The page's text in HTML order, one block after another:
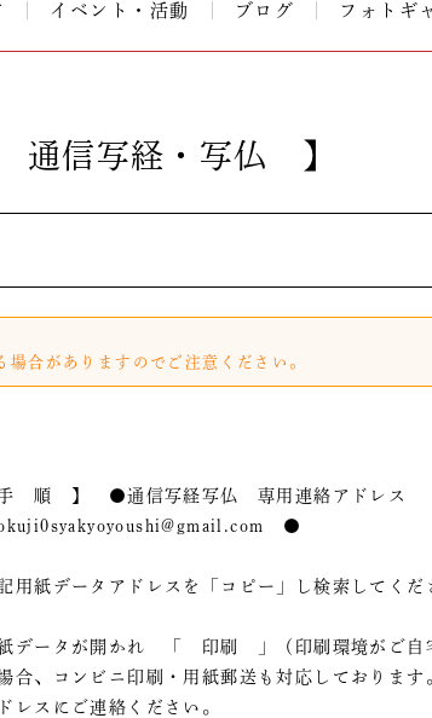
イベント・活動 ブログ フォトギ
信写経・写仏 】
合がありますのでご注意ください。
順 】 ●通信写経写仏 専用連絡アドレス
●
用紙データアドレスを「コピー」し検索してくだ
データが開かれ 「 印刷 」（印刷環境がご自
合、コンビニ印刷・用紙郵送も対応しております
レスにご連絡ください。